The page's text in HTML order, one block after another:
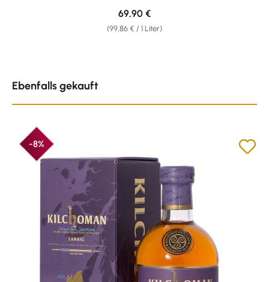
(99,86 € / 1 Liter)
Regulärer Preis:
69,90 €
Ebenfalls gekauft
-8%